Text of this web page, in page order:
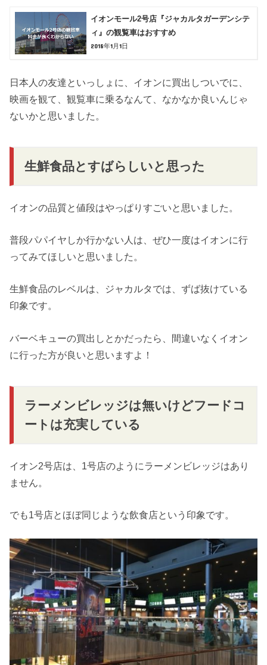
イオンモール2号店『ジャカルタガーデンシテ
ィ』の観覧車はおすすめ
2018年1月1日
日本人の友達といっしょに、イオンに買出しついでに、
映画を観て、観覧車に乗るなんて、なかなか良いんじゃ
ないかと思いました。
生鮮食品とすばらしいと思った
イオンの品質と値段はやっぱりすごいと思いました。
普段パパイヤしか行かない人は、ぜひ一度はイオンに行
ってみてほしいと思いました。
生鮮食品のレベルは、ジャカルタでは、ずば抜けている
印象です。
バーベキューの買出しとかだったら、間違いなくイオン
に行った方が良いと思いますよ！
ラーメンビレッジは無いけどフードコ
ートは充実している
イオン2号店は、1号店のようにラーメンビレッジはあり
ません。
でも1号店とほぼ同じような飲食店という印象です。